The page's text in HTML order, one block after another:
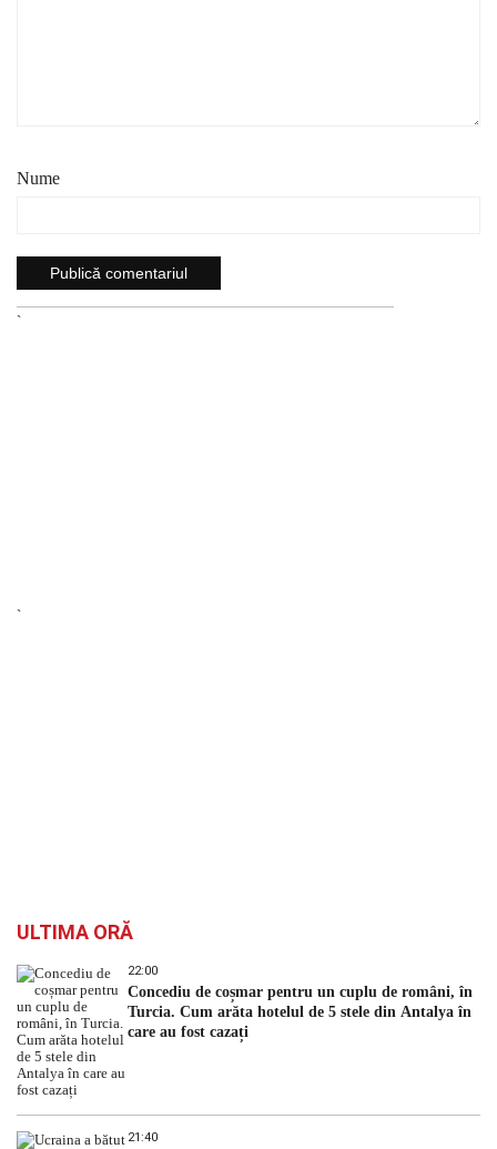
Nume
`
`
ULTIMA ORĂ
22:00
Concediu de coșmar pentru un cuplu de români, în
Turcia. Cum arăta hotelul de 5 stele din Antalya în
care au fost cazați
21:40